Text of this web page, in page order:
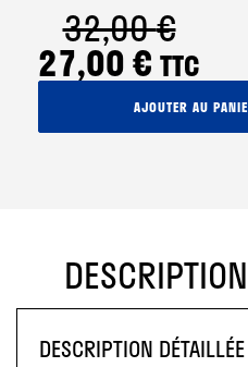
32,00€
Le
prix
initial
27,00€Le
prix
TTC
AJOUTER AU
DESCRIPTION DÉTAILLÉE